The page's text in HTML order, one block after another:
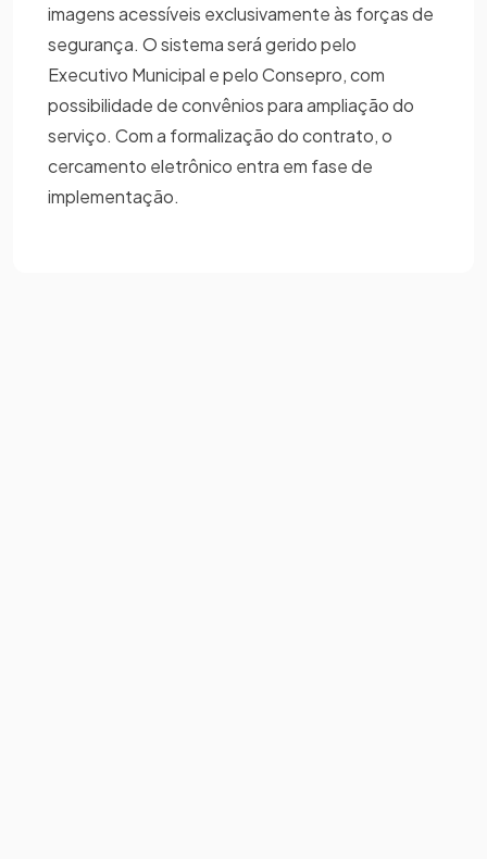
imagens acessíveis exclusivamente às forças de
segurança. O sistema será gerido pelo
Executivo Municipal e pelo Consepro, com
possibilidade de convênios para ampliação do
serviço. Com a formalização do contrato, o
cercamento eletrônico entra em fase de
implementação.